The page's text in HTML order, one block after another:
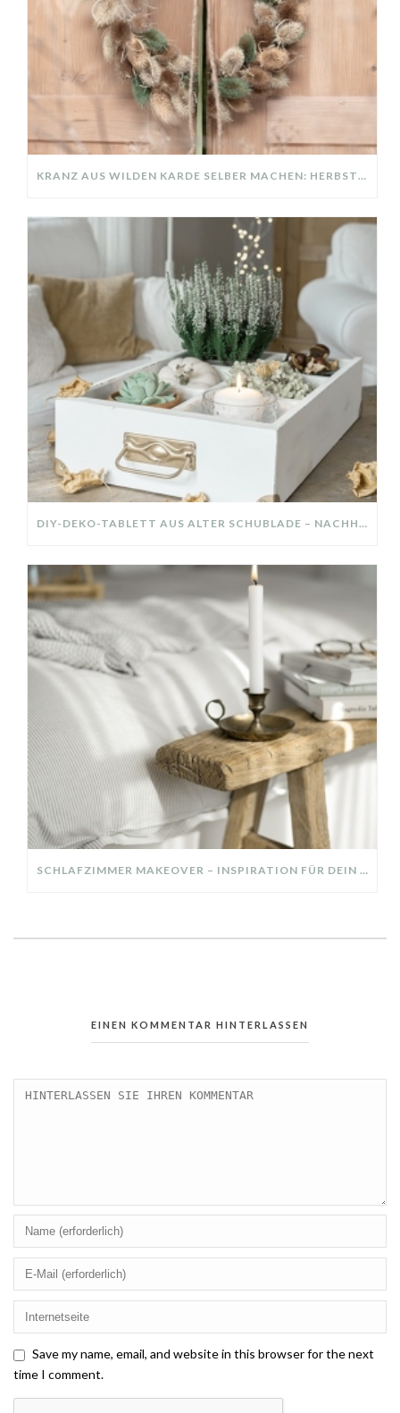
KRANZ AUS WILDEN KARDE SELBER MACHEN: HERBSTDEKO GANZ EINFACH
DIY-DEKO-TABLETT AUS ALTER SCHUBLADE – NACHHALTIGE HERBSTDEKO SELBER MACHEN!
SCHLAFZIMMER MAKEOVER – INSPIRATION FÜR DEIN SCHLAFZIMMER: AUS ALT MACH NEU – HELL, GEMÜTLICH UND EINLADEND
EINEN KOMMENTAR HINTERLASSEN
Save my name, email, and website in this browser for the next
time I comment.